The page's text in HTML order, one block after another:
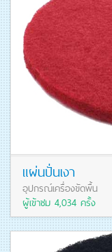
แผ่นปั่นเงา
อุปกรณ์เครื่องขัดพื้น
ผู้เข้าชม 4,034 ครั้ง